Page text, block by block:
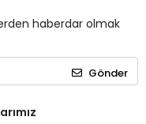
haberdar olmak
Gönder